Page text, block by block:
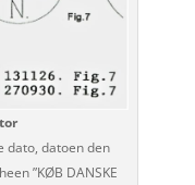
dato, datoen den
”KØB DANSKE